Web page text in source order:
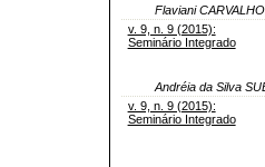
Flaviani
v. 9, n. 9 (2015):
Seminário Integrado
Andréia da Silva
v. 9, n. 9 (2015):
Seminário Integrado